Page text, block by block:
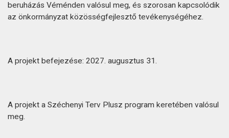
beruházás Véménden valósul meg, és szorosan kapcsolódik
az önkormányzat közösségfejlesztő tevékenységéhez.
A projekt befejezése: 2027. augusztus 31.
A projekt a Széchenyi Terv Plusz program keretében valósul
meg.